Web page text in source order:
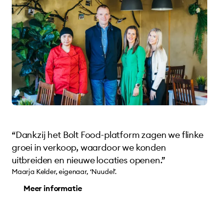
“Dankzij het Bolt Food-platform zagen we flinke
groei in verkoop, waardoor we konden
uitbreiden en nieuwe locaties openen.”
Maarja Kelder, eigenaar, ‘Nuudel’.
Meer informatie